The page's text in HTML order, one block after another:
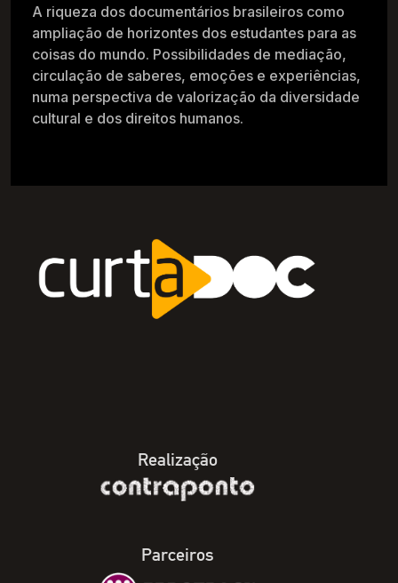
A riqueza dos documentários brasileiros como
ampliação de horizontes dos estudantes para as
coisas do mundo. Possibilidades de mediação,
circulação de saberes, emoções e experiências,
numa perspectiva de valorização da diversidade
cultural e dos direitos humanos.
Realização
Parceiros